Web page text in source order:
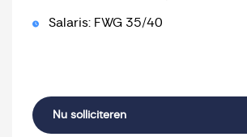
Salaris: FWG 35/40
Nu solliciteren